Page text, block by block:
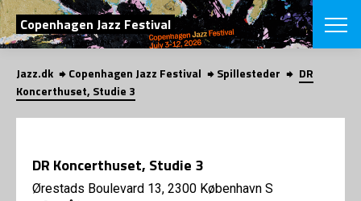
SØG
Copenhagen Jazz Festival
English
VINTERJAZZ
Jazz.dk Copenhagen Jazz Festival Spillesteder
DR
Koncerthuset, Studie 3
DR Koncerthuset, Studie 3
Ørestads Boulevard 13, 2300 København S